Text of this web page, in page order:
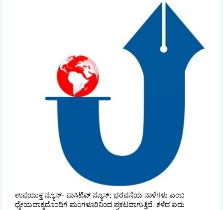
ಉಪಯುಕ್ತ ನ್ಯೂಸ್- ಪಾಸಿಟಿವ್ ನ್ಯೂಸ್; ಭರವಸೆಯ ನಾಳೆಗಳು ಎಂಬ
ಧ್ಯೇಯವಾಕ್ಯದೊಂದಿಗೆ ಮಂಗಳೂರಿನಿಂದ ಪ್ರಕಟವಾಗುತ್ತಿದೆ. ಕಳೆದ ಐದು